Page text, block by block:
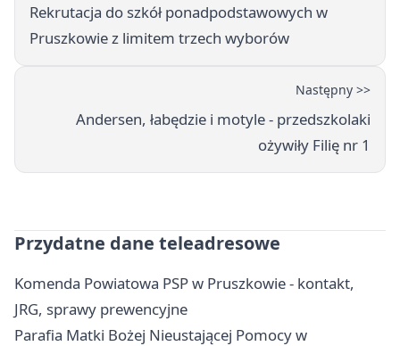
Rekrutacja do szkół ponadpodstawowych w
Pruszkowie z limitem trzech wyborów
Następny >>
Andersen, łabędzie i motyle - przedszkolaki
ożywiły Filię nr 1
Przydatne dane teleadresowe
Komenda Powiatowa PSP w Pruszkowie - kontakt,
JRG, sprawy prewencyjne
Parafia Matki Bożej Nieustającej Pomocy w